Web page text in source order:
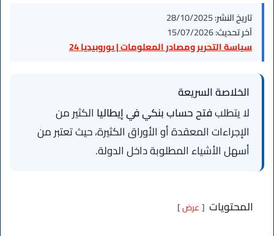
تاريخ النشر:28/10/2025
آخر تحديث:15/07/2026
سياسة التحرير ومصادر المعلومات | يوروبيديا 24
الخلاصة السريعة
لا يتطلبفتح حساب بنكي في إيطاليا الكثير من
الإجراءات المعقدة أو الأوراق الكثيرة، حيث تعتبر من
أسهل الأشياء المطلوبة داخل الدولة.
المحتويات عرض